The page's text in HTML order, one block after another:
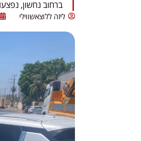
ברחוב נחשון,
ליזה ללוצאשווילי